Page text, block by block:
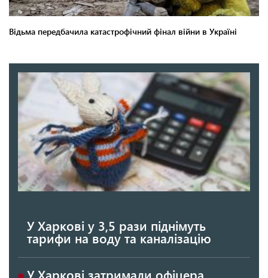
У Харкові у 3,5 рази піднімуть
тарифи на воду та каналізацію
У Харкові затримали офіцера